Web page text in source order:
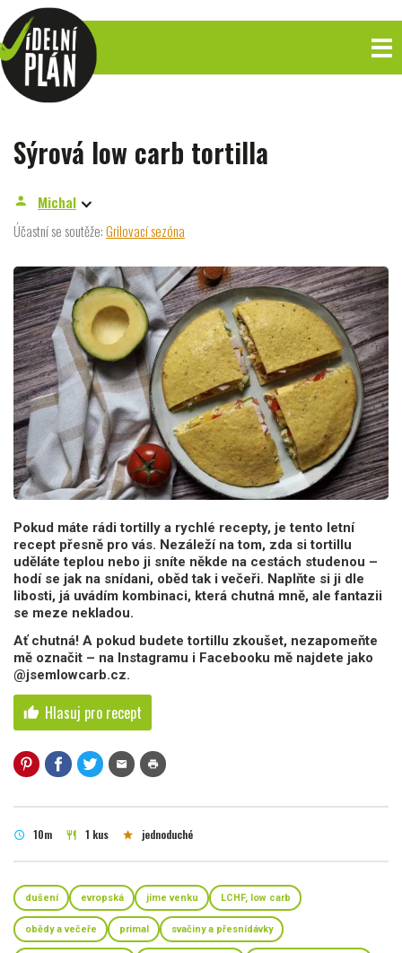
Sýrová low carb tortilla
person
Michal
Účastní se soutěže:Grilovací sezóna
Pokud máte rádi tortilly a rychlé recepty, je tento letní
recept přesně pro vás. Nezáleží na tom, zda si tortillu
uděláte teplou nebo ji sníte někde na cestách studenou –
hodí se jak na snídani, oběd tak i večeři. Naplňte si ji dle
libosti, já uvádím kombinaci, která chutná mně, ale fantazii
se meze nekladou.
Ať chutná! A pokud budete tortillu zkoušet, nezapomeňte
mě označit – na Instagramu i Facebooku mě najdete jako
@jsemlowcarb.cz.
thumb_up Hlasuj pro recept
mail print
schedule 10m restaurant 1 kus star jednoduché
dušení evropská jíme venku LCHF, low carb
obědy a večeře primal svačiny a přesnídávky